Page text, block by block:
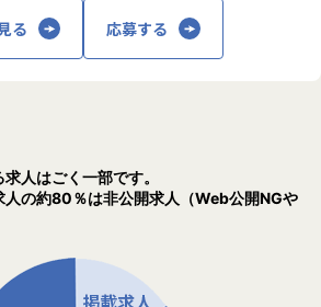
でフリーアドレスなので、快適なオフ
た環境だからこそ、息の⻑い活躍が可
。あなたの活躍に期待しています！
業においては、アジャイル開発が採用
傾向にある中、外部の支援が必要な企
。
ループットを上げ、お客様のビジネス
発展に寄与できる方を募集します。
る 応募する
人はごく一部です。
人の約80％は非公開求人（Web公開NGや